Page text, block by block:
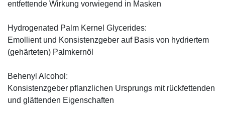
entfettende Wirkung vorwiegend in Masken
Hydrogenated Palm Kernel Glycerides:
Emollient und Konsistenzgeber auf Basis von hydriertem
(gehärteten) Palmkernöl
Behenyl Alcohol:
Konsistenzgeber pflanzlichen Ursprungs mit rückfettenden
und glättenden Eigenschaften